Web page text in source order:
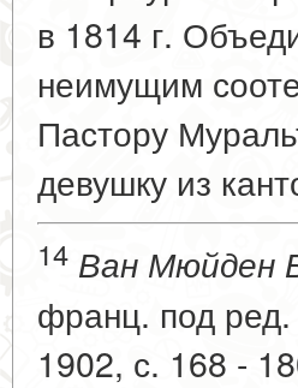
в 1814 г.
неимущим
Пастору
девушку из
14 Ван Мюйден
франц. под
1902, с. 168 -